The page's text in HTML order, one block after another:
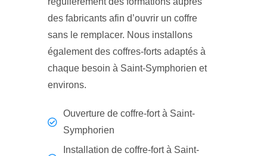
des fabricants afin d’ouvrir un coffre
sans le remplacer. Nous installons
également des coffres-forts adaptés à
chaque besoin à Saint-Symphorien et
environs.
Ouverture de coffre-fort à Saint-
Symphorien
Installation de coffre-fort à Saint-